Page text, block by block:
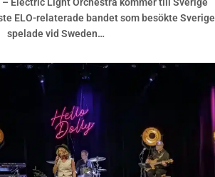
ELO-relaterade bandet som besökte Sverige
spelade vid Sweden…